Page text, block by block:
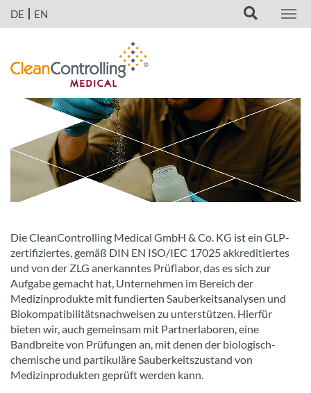
DE EN
Die CleanControlling Medical GmbH & Co. KG ist ein GLP-
zertifiziertes, gemäß DIN EN ISO/IEC 17025 akkreditiertes
und von der ZLG anerkanntes Prüflabor, das es sich zur
Aufgabe gemacht hat, Unternehmen im Bereich der
Medizinprodukte mit fundierten Sauberkeitsanalysen und
Biokompatibilitätsnachweisen zu unterstützen. Hierfür
bieten wir, auch gemeinsam mit Partnerlaboren, eine
Bandbreite von Prüfungen an, mit denen der biologisch-
chemische und partikuläre Sauberkeitszustand von
Medizinprodukten geprüft werden kann.